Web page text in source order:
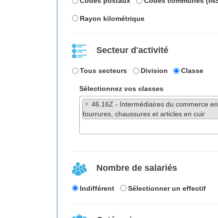
Rayon kilométrique
Secteur d'activité
Tous secteurs Division Classe
Sélectionnez vos classes
× 46.16Z - Intermédiaires du commerce
fourrures, chaussures et articles en cuir
Nombre de salariés
Indifférent Sélectionner un effectif